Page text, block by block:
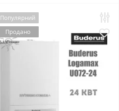
Популярний
Продано